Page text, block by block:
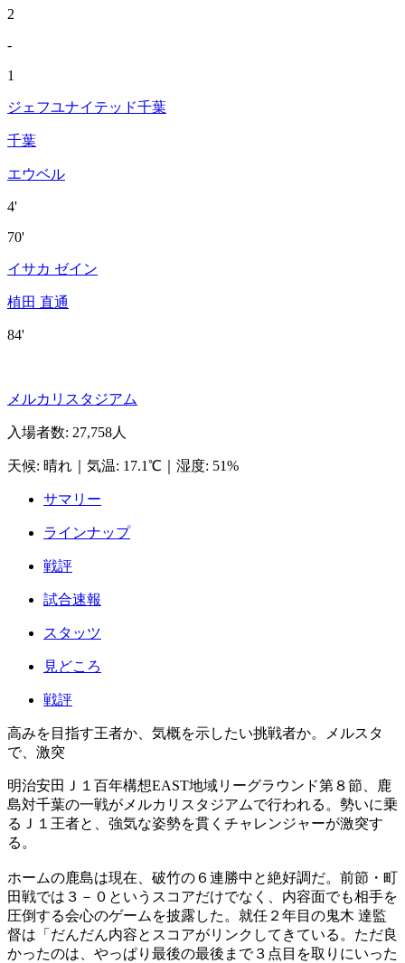
2
-
1
ジェフユナイテッド千葉
千葉
エウベル
4'
70'
イサカ ゼイン
植田 直通
84'
メルカリスタジアム
入場者数: 27,758人
天候: 晴れ 気温: 17.1℃ 湿度: 51%
サマリー
ラインナップ
戦評
試合速報
スタッツ
見どころ
戦評
高みを目指す王者か、気概を示したい挑戦者か。メルスタ
で、激突
明治安田Ｊ１百年構想EAST地域リーグラウンド第８節、鹿
島対千葉の一戦がメルカリスタジアムで行われる。勢いに乗
るＪ１王者と、強気な姿勢を貫くチャレンジャーが激突す
る。
ホームの鹿島は現在、破竹の６連勝中と絶好調だ。前節・町
田戦では３－０というスコアだけでなく、内容面でも相手を
圧倒する会心のゲームを披露した。就任２年目の鬼木 達監
督は「だんだん内容とスコアがリンクしてきている。ただ良
かったのは、やっぱり最後の最後まで３点目を取りにいった